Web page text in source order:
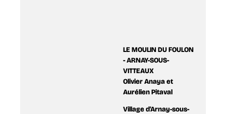
LE MOULIN DU FOULON
- ARNAY-SOUS-
VITTEAUX
Olivier Anaya et
Aurélien Pitaval
Village d'Arnay-sous-